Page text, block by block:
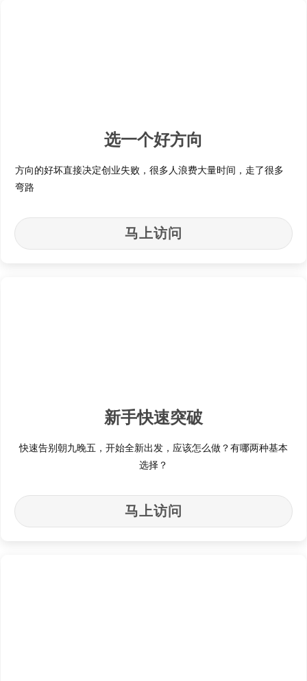
选一个好方向
方向的好坏直接决定创业失败，很多人浪费大量时间，走了很多
弯路
马上访问
新手快速突破
快速告别朝九晚五，开始全新出发，应该怎么做？有哪两种基本
选择？
马上访问